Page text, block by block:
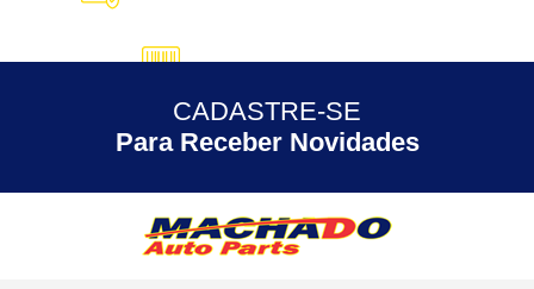
5% DESCONTO no Pix
30 ANOS
CADASTRE-SE
Para Receber Novidades